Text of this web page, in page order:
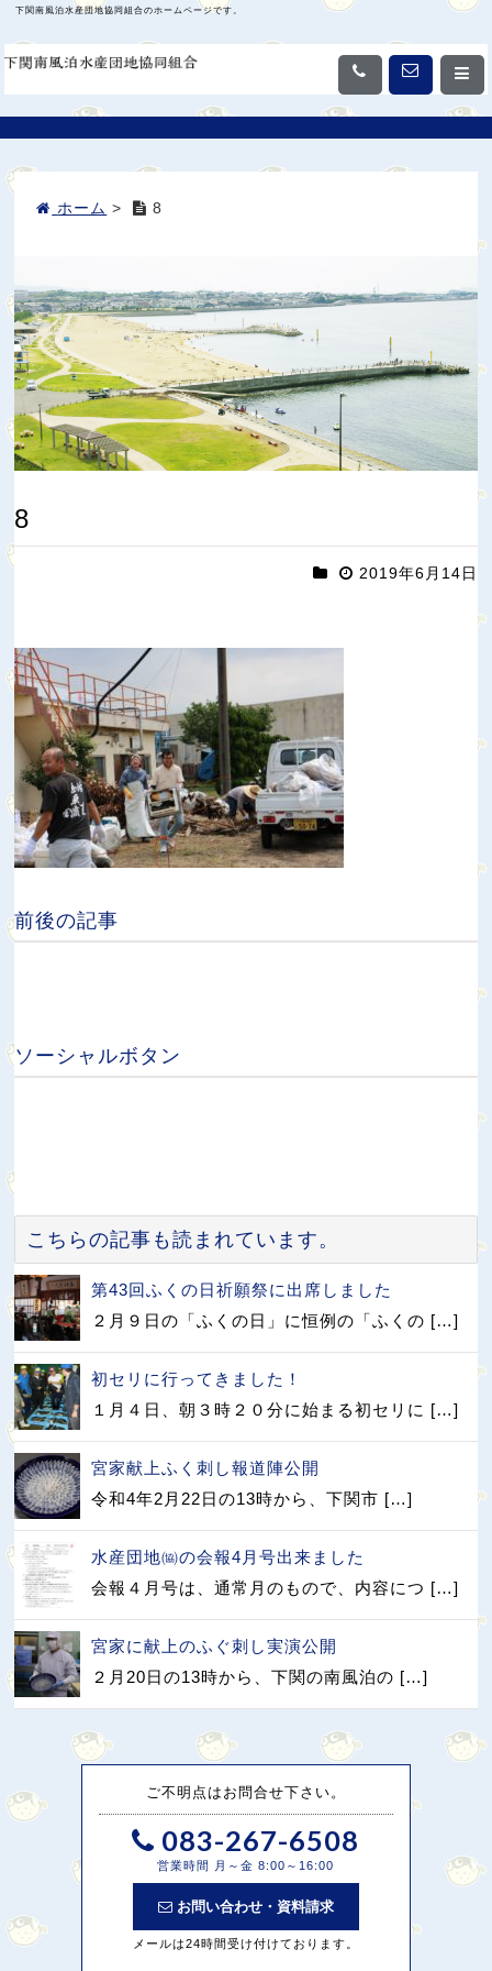
下関南風泊水産団地協同組合のホームページです。
ホーム > 8
8
2019年6月14日
前後の記事
ソーシャルボタン
こちらの記事も読まれています。
第43回ふくの日祈願祭に出席しました
２月９日の「ふくの日」に恒例の「ふくの […]
初セリに行ってきました！
１月４日、朝３時２０分に始まる初セリに […]
宮家献上ふく刺し報道陣公開
令和4年2月22日の13時から、下関市 […]
水産団地㈿の会報4月号出来ました
会報４月号は、通常月のもので、内容につ […]
宮家に献上のふぐ刺し実演公開
２月20日の13時から、下関の南風泊の […]
ご不明点はお問合せ下さい。
083-267-6508
営業時間 月～金 8:00～16:00
お問い合わせ・資料請求
メールは24時間受け付けております。